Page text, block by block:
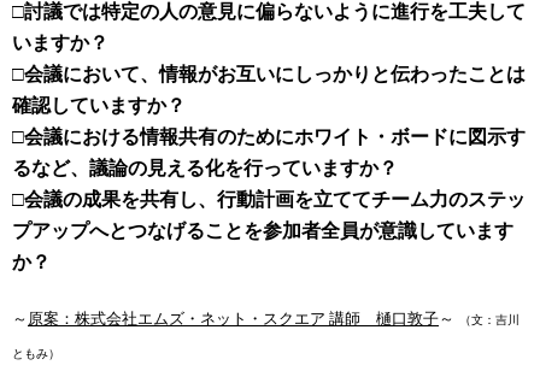
□討議では特定の人の意見に偏らないように進行を工夫して
いますか？
□会議において、情報がお互いにしっかりと伝わったことは
確認していますか？
□会議における情報共有のためにホワイト・ボードに図示す
るなど、議論の見える化を行っていますか？
□会議の成果を共有し、行動計画を立ててチーム力のステッ
プアップへとつなげることを参加者全員が意識しています
か？
～ 原案：株式会社エムズ・ネット・スクエア 講師 樋口敦子～ （文：吉川
ともみ）